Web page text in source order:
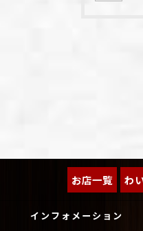
お店一覧 わ
インフォメーション